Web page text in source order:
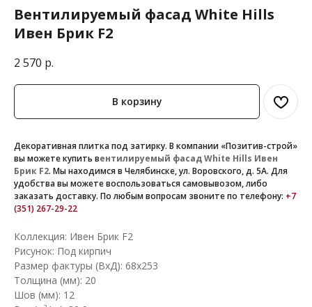
Вентилируемый фасад White Hills
Ивен Брик F2
2 570 р.
В корзину
Декоративная плитка под затирку. В компании «Позитив-строй»
вы можете купить вентилируемый фасад White Hills Ивен
Брик F2. Мы находимся в Челябинске, ул. Воровского, д. 5А. Для
удобства вы можете воспользоваться самовывозом, либо
заказать доставку. По любым вопросам звоните по телефону: +7
(351) 267-29-22
Коллекция: Ивен Брик F2
Рисунок: Под кирпич
Размер фактуры (ВхД): 68х253
Толщина (мм): 20
Шов (мм): 12